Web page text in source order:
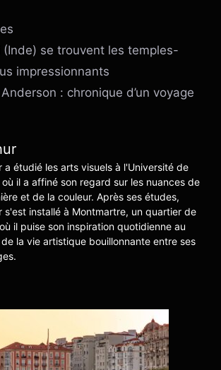
(Inde) se trouvent les temples-
impressionnants
: chronique d’un voyage
a étudié les arts visuels à l'Université de
où il a affiné son regard sur les nuances de
et de la couleur. Après ses études,
s'est installé à Montmartre, un quartier de
il puise son inspiration quotidienne au
la vie artistique bouillonnante entre ses